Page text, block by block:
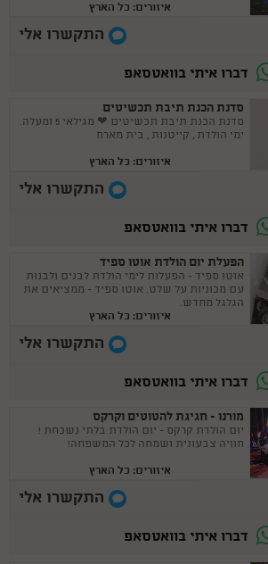
איזורים: כל הארץ
התקשרו אלי
דברו איתי בוואטסאפ
סדנת הכנת תיבת תכשיטים
סדנת הכנת תיבת תכשיטים ❤ מגילאי 5 ומעלה.
ימי הולדת , קייטנות , בית מארח
איזורים: כל הארץ
התקשרו אלי
דברו איתי בוואטסאפ
הפעלת יום הולדת אוטו ספיד
אוטו ספיד - הפעלות לימי הולדת לבנים ולבנות
עם מכוניות על שלט. אוטו ספיד - ממציאים את
הגלגל מחדש.
איזורים: כל הארץ
התקשרו אלי
דברו איתי בוואטסאפ
מורנו - חגיגת להטוטים וקרקס
יום הולדת קרקס - יום הולדת בלתי נשכחת !
חוויה צבעונית ושמחה לכל המשפחה!
איזורים: כל הארץ
התקשרו אלי
דברו איתי בוואטסאפ